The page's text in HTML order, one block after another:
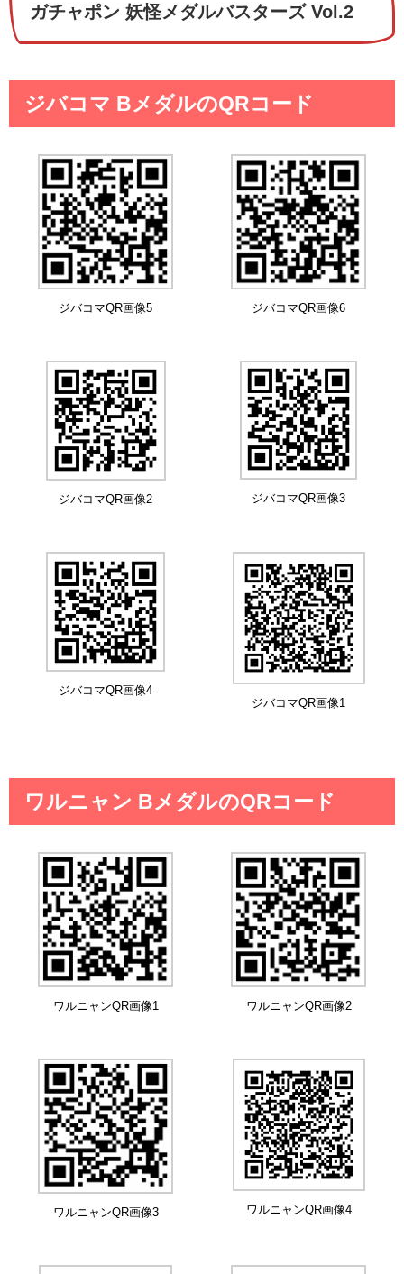
ガチャポン 妖怪メダルバスターズ Vol.2
ジバコマ BメダルのQRコード
ジバコマQR画像5 ジバコマQR画像6
ジバコマQR画像2 ジバコマQR画像3
ジバコマQR画像4
ジバコマQR画像1
ワルニャン BメダルのQRコード
ワルニャンQR画像1 ワルニャンQR画像2
ワルニャンQR画像3 ワルニャンQR画像4